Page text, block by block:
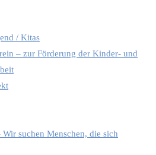
/ Kitas
– zur Förderung der Kinder- und
Wir suchen Menschen, die sich